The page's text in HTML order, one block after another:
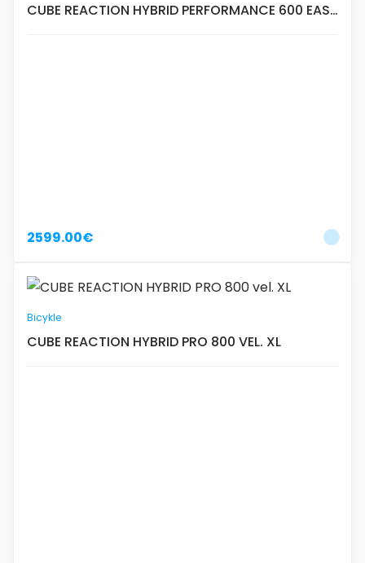
CUBE REACTION HYBRID PERFORMANCE 600 EASY
2599.00€
Bicykle
CUBE REACTION HYBRID PRO 800 VEL. XL